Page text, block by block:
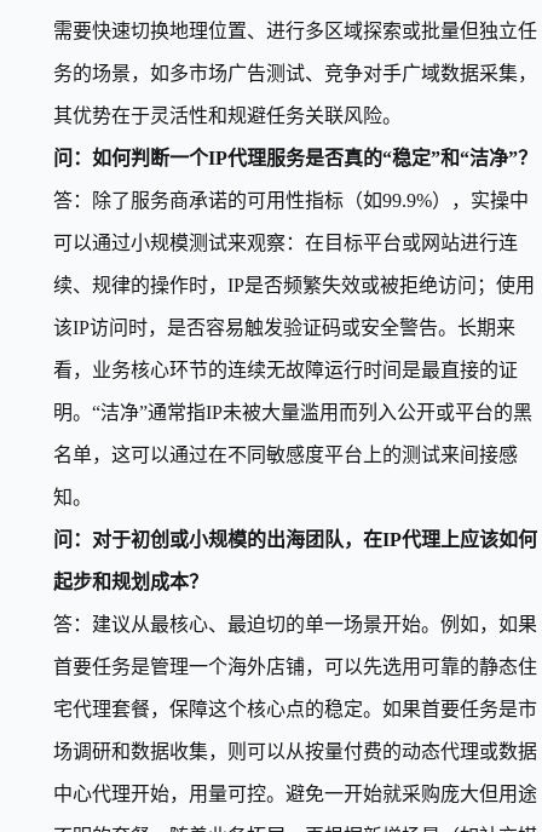
需要快速切换地理位置、进行多区域探索或批量但独立任
务的场景，如多市场广告测试、竞争对手广域数据采集，
其优势在于灵活性和规避任务关联风险。
问：如何判断一个IP代理服务是否真的“稳定”和“洁净”？
答：除了服务商承诺的可用性指标（如99.9%），实操中
可以通过小规模测试来观察：在目标平台或网站进行连
续、规律的操作时，IP是否频繁失效或被拒绝访问；使用
该IP访问时，是否容易触发验证码或安全警告。长期来
看，业务核心环节的连续无故障运行时间是最直接的证
明。“洁净”通常指IP未被大量滥用而列入公开或平台的黑
名单，这可以通过在不同敏感度平台上的测试来间接感
知。
问：对于初创或小规模的出海团队，在IP代理上应该如何
起步和规划成本？
答：建议从最核心、最迫切的单一场景开始。例如，如果
首要任务是管理一个海外店铺，可以先选用可靠的静态住
宅代理套餐，保障这个核心点的稳定。如果首要任务是市
场调研和数据收集，则可以从按量付费的动态代理或数据
中心代理开始，用量可控。避免一开始就采购庞大但用途